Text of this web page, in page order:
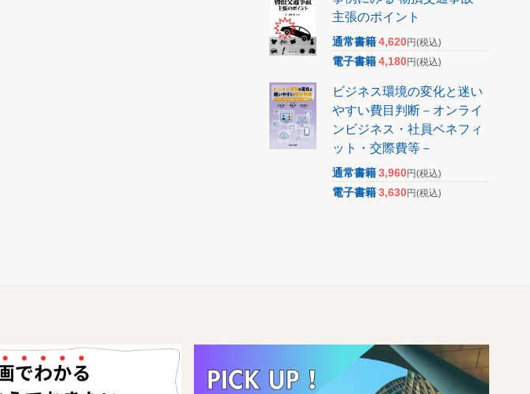
主張のポイント
通常書籍4,620円(税込)
電子書籍4,180円(税込)
ビジネス環境の変化と迷い
やすい費目判断－オンライ
ンビジネス・社員ベネフィ
ット・交際費等－
通常書籍3,960円(税込)
電子書籍3,630円(税込)